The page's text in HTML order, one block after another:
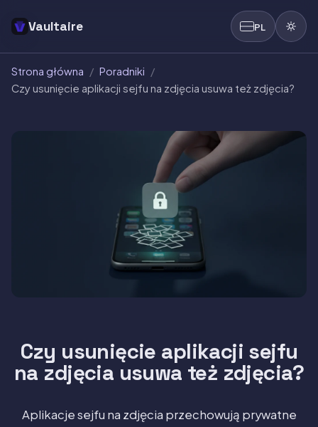
Vaultaire PL
Strona główna / Poradniki /
Czy usunięcie aplikacji sejfu na zdjęcia usuwa też zdjęcia?
Czy usunięcie aplikacji sejfu
na zdjęcia usuwa też zdjęcia?
Aplikacje sejfu na zdjęcia przechowują prywatne